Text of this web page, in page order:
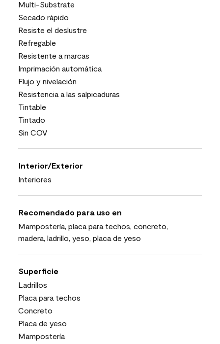
Multi-Substrate
Secado rápido
Resiste el deslustre
Refregable
Resistente a marcas
Imprimación automática
Flujo y nivelación
Resistencia a las salpicaduras
Tintable
Tintado
Sin COV
Interior/Exterior
Interiores
Recomendado para uso en
Mampostería, placa para techos, concreto,
madera, ladrillo, yeso, placa de yeso
Superficie
Ladrillos
Placa para techos
Concreto
Placa de yeso
Mampostería